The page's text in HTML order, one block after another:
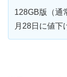
128GB版（通
月28日に値下